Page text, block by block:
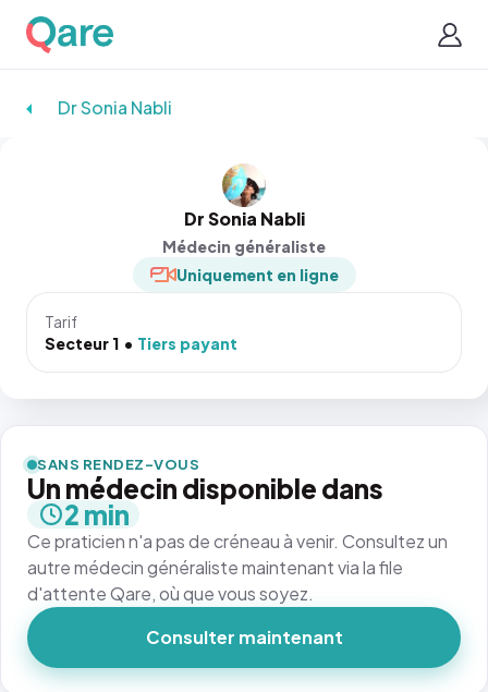
Dr Sonia Nabli
Dr Sonia Nabli
Médecin généraliste
Uniquement en ligne
Tarif
Secteur 1
Tiers payant
SANS RENDEZ-VOUS
Un médecin disponible dans
2 min
Ce praticien n'a pas de créneau à venir. Consultez un
autre médecin généraliste maintenant via la file
d'attente Qare, où que vous soyez.
Consulter maintenant